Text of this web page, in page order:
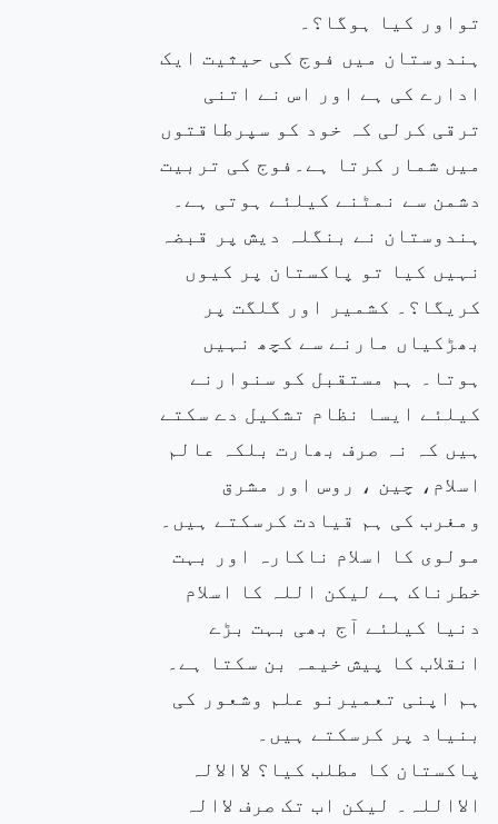
تواور کیا ہوگا؟۔
ہندوستان میں فوج کی حیثیت ایک
ادارے کی ہے اور اس نے اتنی
ترقی کرلی کہ خود کو سپرطاقتوں
میں شمار کرتا ہے۔فوج کی تربیت
دشمن سے نمٹنے کیلئے ہوتی ہے۔
ہندوستان نے بنگلہ دیش پر قبضہ
نہیں کیا تو پاکستان پر کیوں
کریگا؟۔ کشمیر اور گلگت پر
بھڑکیاں مارنے سے کچھ نہیں
ہوتا۔ ہم مستقبل کو سنوارنے
کیلئے ایسا نظام تشکیل دے سکتے
ہیں کہ نہ صرف بھارت بلکہ عالم
اسلام، چین ، روس اور مشرق
ومغرب کی ہم قیادت کرسکتے ہیں۔
مولوی کا اسلام ناکارہ اور بہت
خطرناک ہے لیکن اللہ کا اسلام
دنیا کیلئے آج بھی بہت بڑے
انقلاب کا پیش خیمہ بن سکتا ہے۔
ہم اپنی تعمیرنو علم وشعور کی
بنیاد پر کرسکتے ہیں۔
پاکستان کا مطلب کیا؟ لاالالہ
الااللہ۔ لیکن اب تک صرف لاالہ